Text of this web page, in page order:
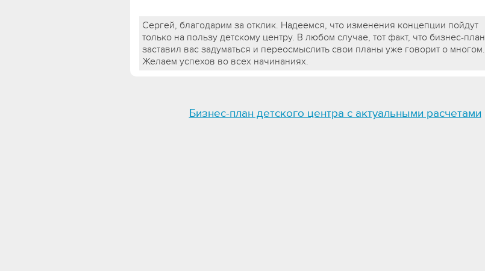
Сергей, благодарим за отклик. Надеемся, что изменения концепции пойдут
только на пользу детскому центру. В любом случае, тот факт, что бизнес-план
заставил вас задуматься и переосмыслить свои планы уже говорит о многом.
Желаем успехов во всех начинаниях.
Бизнес-план детского центра с актуальными расчетами